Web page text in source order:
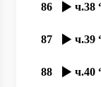
86
87
88